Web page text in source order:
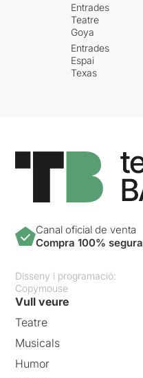
Entrades
Teatre
Goya
Entrades
Espai
Texas
Canal oficial de venta
Compra 100% segura
Disseny i programació:
Copymouse
Vull veure
Teatre
Musicals
Humor